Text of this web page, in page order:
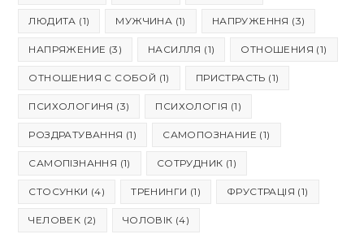
ЛЮДИТА (1) МУЖЧИНА (1) НАПРУЖЕННЯ (3)
НАПРЯЖЕНИЕ (3) НАСИЛЛЯ (1) ОТНОШЕНИЯ (1)
ОТНОШЕНИЯ С СОБОЙ (1) ПРИСТРАСТЬ (1)
ПСИХОЛОГИНЯ (3) ПСИХОЛОГІЯ (1)
РОЗДРАТУВАННЯ (1) САМОПОЗНАНИЕ (1)
САМОПІЗНАННЯ (1) СОТРУДНИК (1)
СТОСУНКИ (4) ТРЕНИНГИ (1) ФРУСТРАЦІЯ (1)
ЧЕЛОВЕК (2) ЧОЛОВІК (4)